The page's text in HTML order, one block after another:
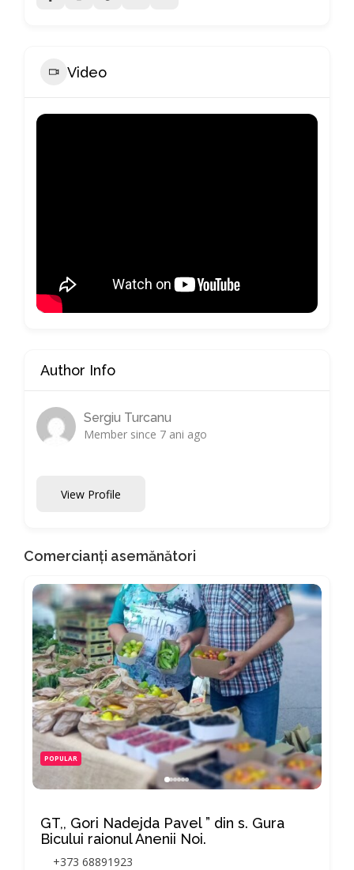
Video
Author Info
Sergiu Turcanu
Member since 7 ani ago
View Profile
Comercianți asemănători
POPULAR
GT,, Gori Nadejda Pavel ” din s. Gura
Bicului raionul Anenii Noi.
+373 68891923